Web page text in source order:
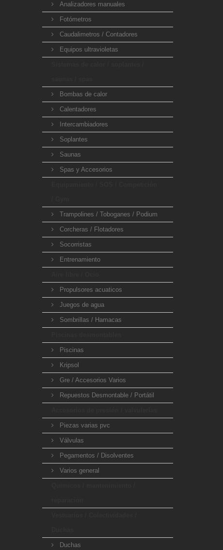
Analizadores manuales
Fotómetros
Caudalimetros / Contadores
Equipos ultravioletas
Bombas de calor
Calentadores
Intercambiadores
Soplantes
Saunas
Spas y Accesorios
Trampolines / Toboganes / Podium
Corcheras / Flotadores
Socorristas
Entrenamiento
Propulsores acuaticos
Juegos de agua
Sombrillas / Hamacas
Piscinas
Kripsol
Gre / Accesorios Varios
Repuestos Desmontable / Portátil
Piezas varias pvc
Válvulas
Pegamentos / Disolventes
Varios general
Duchas